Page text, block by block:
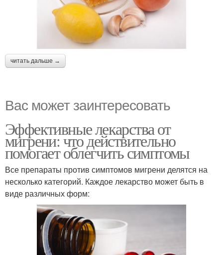
читать дальше →
Вас может заинтересовать
Эффективные лекарства от
мигрени: что действительно
помогает облегчить симптомы
Все препараты против симптомов мигрени делятся на
несколько категорий. Каждое лекарство может быть в
виде различных форм: